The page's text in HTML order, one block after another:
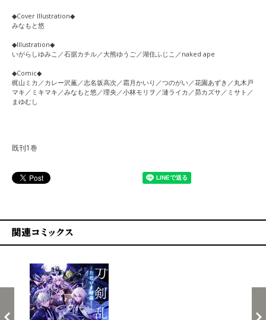
◆Cover Illustration◆
みなもと悠
◆Illustration◆
いがらしゆみこ／石据カチル／大熊ゆうご／湖住ふじこ／naked ape
◆Comic◆
梶山ミカ／カレー沢薫／志名坂高次／霜月かいり／つのがい／花園あずき／丸木戸
マキ／ミキマキ／みなもと悠／理央／小林モリヲ／漣ライカ／昴カズサ／ミサト／
まゆむし
既刊1巻